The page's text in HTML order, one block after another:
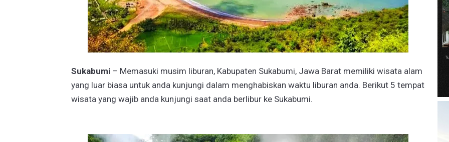
Sukabumi – Memasuki musim liburan, Kabupaten Sukabumi, Jawa Barat memiliki wisata alam
yang luar biasa untuk anda kunjungi dalam menghabiskan waktu liburan anda. Berikut 5 tempat
wisata yang wajib anda kunjungi saat anda berlibur ke Sukabumi.